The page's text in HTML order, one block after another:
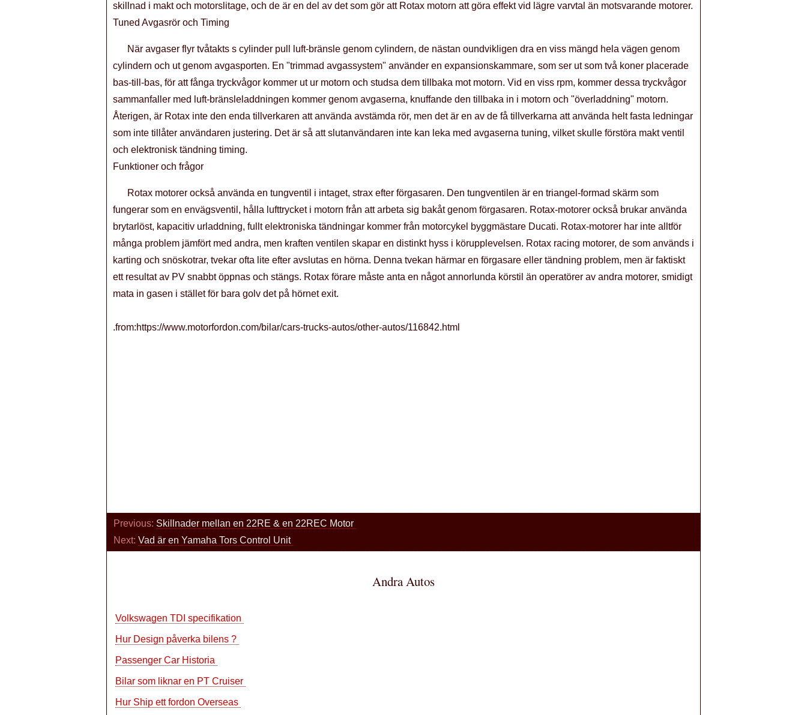
skillnad i makt och motorslitage, och de är en del av det som gör att Rotax motorn att göra effekt vid lägre varvtal än motsvarande motorer.
Tuned Avgasrör och Timing
När avgaser flyr tvåtakts s cylinder pull luft-bränsle genom cylindern, de nästan oundvikligen dra en viss mängd hela vägen genom
cylindern och ut genom avgasporten. En "trimmad avgassystem" använder en expansionskammare, som ser ut som två koner placerade
bas-till-bas, för att fånga tryckvågor kommer ut ur motorn och studsa dem tillbaka mot motorn. Vid en viss rpm, kommer dessa tryckvågor
sammanfaller med luft-bränsleladdningen kommer genom avgaserna, knuffande den tillbaka in i motorn och "överladdning" motorn.
Återigen, är Rotax inte den enda tillverkaren att använda avstämda rör, men det är en av de få tillverkarna att använda helt fasta ledningar
som inte tillåter användaren justering. Det är så att slutanvändaren inte kan leka med avgaserna tuning, vilket skulle förstöra makt ventil
och elektronisk tändning timing.
Funktioner och frågor
Rotax motorer också använda en tungventil i intaget, strax efter förgasaren. Den tungventilen är en triangel-formad skärm som
fungerar som en envägsventil, hålla lufttrycket i motorn från att arbeta sig bakåt genom förgasaren. Rotax-motorer också brukar använda
brytarlöst, kapacitiv urladdning, fullt elektroniska tändningar kommer från motorcykel byggmästare Ducati. Rotax-motorer har inte alltför
många problem jämfört med andra, men kraften ventilen skapar en distinkt hyss i körupplevelsen. Rotax racing motorer, de som används i
karting och snöskotrar, tvekar ofta lite efter avslutas en hörna. Denna tvekan härmar en förgasare eller tändning problem, men är faktiskt
ett resultat av PV snabbt öppnas och stängs. Rotax förare måste anta en något annorlunda körstil än operatörer av andra motorer, smidigt
mata in gasen i stället för bara golv det på hörnet exit.
.from:https://www.motorfordon.com/bilar/cars-trucks-autos/other-autos/116842.html
Previous: Skillnader mellan en 22RE & en 22REC Motor
Next: Vad är en Yamaha Tors Control Unit
Andra Autos
Volkswagen TDI specifikation
Hur Design påverka bilens ?
Passenger Car Historia
Bilar som liknar en PT Cruiser
Hur Ship ett fordon Overseas